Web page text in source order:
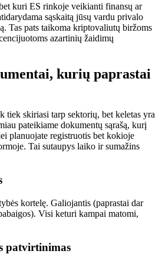
kuri ES rinkoje veikianti finansų ar
sąskaitą jūsų vardu privalo
Tas pats taikoma kriptovaliutų biržoms
azartinių žaidimų
kurių paprastai
tiek skiriasi tarp sektorių, bet keletas yra
pateikiame dokumentų sąrašą, kurį
planuojate registruotis bet kokioje
Tai sutaupys laiko ir sumažins
kortelę. Galiojantis (paprastai dar
Visi keturi kampai matomi,
patvirtinimas